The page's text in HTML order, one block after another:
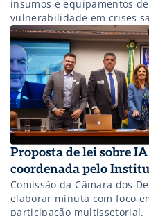
insumos e equipamentos
vulnerabilidade em crises
Proposta de lei sobre
coordenada pelo
Comissão da Câmara dos
elaborar minuta com foco
participação multissetorial.